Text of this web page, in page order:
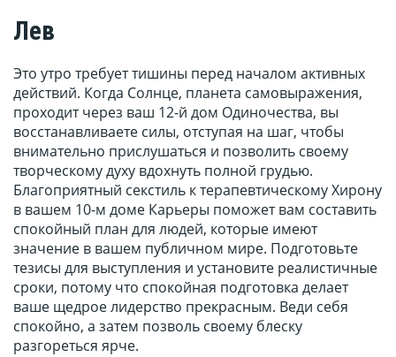
Лев
Это утро требует тишины перед началом активных
действий. Когда Солнце, планета самовыражения,
проходит через ваш 12-й дом Одиночества, вы
восстанавливаете силы, отступая на шаг, чтобы
внимательно прислушаться и позволить своему
творческому духу вдохнуть полной грудью.
Благоприятный секстиль к терапевтическому Хирону
в вашем 10-м доме Карьеры поможет вам составить
спокойный план для людей, которые имеют
значение в вашем публичном мире. Подготовьте
тезисы для выступления и установите реалистичные
сроки, потому что спокойная подготовка делает
ваше щедрое лидерство прекрасным. Веди себя
спокойно, а затем позволь своему блеску
разгореться ярче.